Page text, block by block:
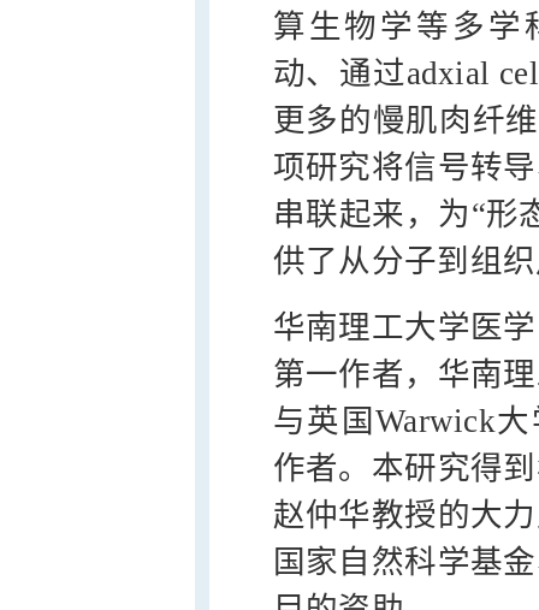
算生物学等多学
动、通过adxial
更多的慢肌肉纤
项研究将信号转
串联起来，为“形
供了从分子到组
华南理工大学医
第一作者，华南
与英国Warwick
作者。本研究得
赵仲华教授的大
国家自然科学基